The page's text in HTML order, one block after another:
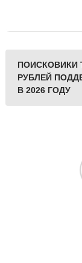
ПОИСКОВИКИ
РУБЛЕЙ
В 2026 ГОДУ